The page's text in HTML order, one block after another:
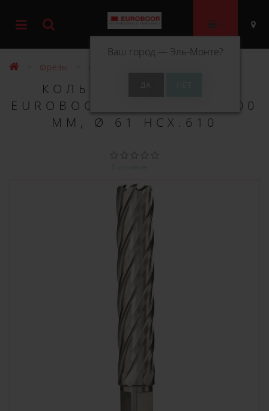
Ваш город — Эль-Монте?
0
Фрезы Фрезы HSS 100 мм
КОЛЬЦЕВОЕ СВЕРЛО
EUROBOOR HSS ДЛИНА 100
ММ, Ø 61 HCX.610